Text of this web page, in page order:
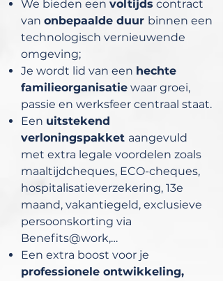
We bieden een voltijds contract
van onbepaalde duur binnen een
technologisch vernieuwende
omgeving;
Je wordt lid van een hechte
familieorganisatie waar groei,
passie en werksfeer centraal staat.
Een uitstekend
verloningspakket aangevuld
met extra legale voordelen zoals
maaltijdcheques, ECO-cheques,
hospitalisatieverzekering, 13e
maand, vakantiegeld, exclusieve
persoonskorting via
Benefits@work,…
Een extra boost voor je
professionele ontwikkeling,